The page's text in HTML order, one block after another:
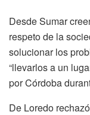
Desde Sumar
respeto de la
solucionar los
“llevarlos a un
por Córdoba
De Loredo